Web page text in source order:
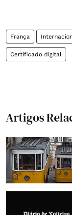
França
Certificado digital
Artigos